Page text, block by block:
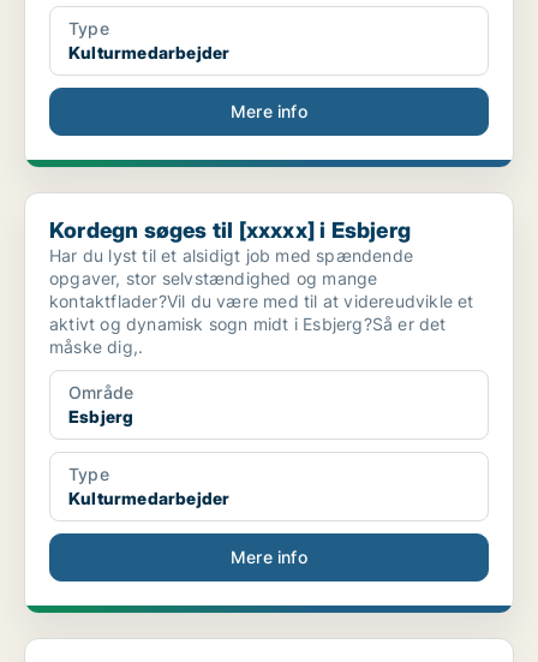
Type
Kulturmedarbejder
Mere info
Kordegn søges til [xxxxx] i Esbjerg
Kordegn søges til [xxxxx] i Esbjerg
Har du lyst til et alsidigt job med spændende
opgaver, stor selvstændighed og mange
kontaktflader?Vil du være med til at videreudvikle et
aktivt og dynamisk sogn midt i Esbjerg?Så er det
måske dig,.
Område
Esbjerg
Type
Kulturmedarbejder
Mere info
Gravermedhjælper Tømmerup Kirkegård